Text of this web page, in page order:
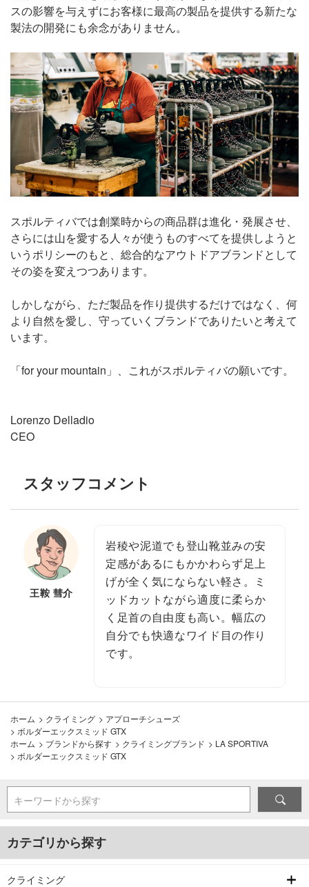
スの影響を与えずにお客様に最高の製品を提供する新たな
製法の開発にも余念がありません。
スポルティバでは創業時からの商品群は進化・発展させ、
さらには山を愛する人々が使うものすべてを提供しようと
いうポリシーのもと、総合的なアウトドアブランドとして
その姿を変えつつあります。
しかしながら、ただ製品を作り提供するだけではなく、何
より自然を愛し、守っていくブランドでありたいと考えて
います。
「for your mountain」、これがスポルティバの願いです。
Lorenzo Delladio
CEO
スタッフコメント
王鞍 彗介
岩稜や泥道でも登山靴並みの安
定感があるにもかかわらず足上
げが全く気にならない軽さ。ミ
ッドカットながら適度に柔らか
く足首の自由度も高い。幅広の
自分でも快適なワイド目の作り
です。
ホーム > クライミング > アプローチシューズ
> ボルダーエックスミッド GTX
ホーム > ブランドから探す > クライミングブランド > LA SPORTIVA
> ボルダーエックスミッド GTX
キーワードから探す
カテゴリから探す
クライミング